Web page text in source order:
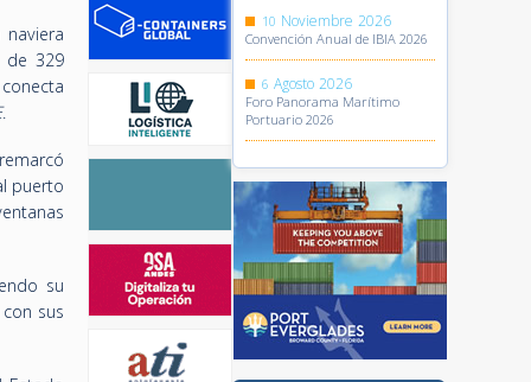
de 329
.
puerto
su
sus
10 Noviembre 2026
Convención Anual de IBIA 2026
6 Agosto 2026
Foro Panorama Marítimo
Portuario 2026